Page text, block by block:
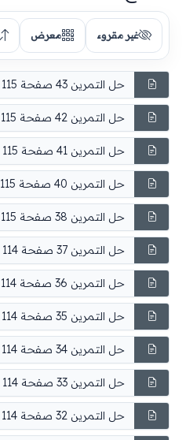
غير مقروء معرض
حل التمرين 43 صفحة 115 رياضيات السنة الثانية متوسط
حل التمرين 42 صفحة 115 رياضيات السنة الثانية متوسط
حل التمرين 41 صفحة 115 رياضيات السنة الثانية متوسط
حل التمرين 40 صفحة 115 رياضيات السنة الثانية متوسط
حل التمرين 38 صفحة 115 رياضيات السنة الثانية متوسط
حل التمرين 37 صفحة 114 رياضيات السنة الثانية متوسط
حل التمرين 36 صفحة 114 رياضيات السنة الثانية متوسط
حل التمرين 35 صفحة 114 رياضيات السنة الثانية متوسط
حل التمرين 34 صفحة 114 رياضيات السنة الثانية متوسط
حل التمرين 33 صفحة 114 رياضيات السنة الثانية متوسط
حل التمرين 32 صفحة 114 رياضيات السنة الثانية متوسط